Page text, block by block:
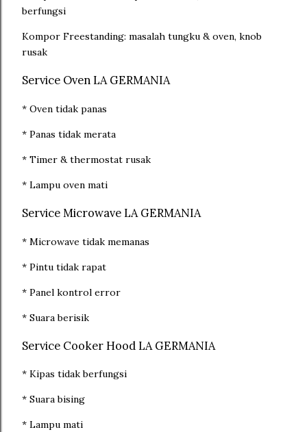
berfungsi
Kompor Freestanding: masalah tungku & oven, knob
rusak
Service Oven LA GERMANIA
* Oven tidak panas
* Panas tidak merata
* Timer & thermostat rusak
* Lampu oven mati
Service Microwave LA GERMANIA
* Microwave tidak memanas
* Pintu tidak rapat
* Panel kontrol error
* Suara berisik
Service Cooker Hood LA GERMANIA
* Kipas tidak berfungsi
* Suara bising
* Lampu mati